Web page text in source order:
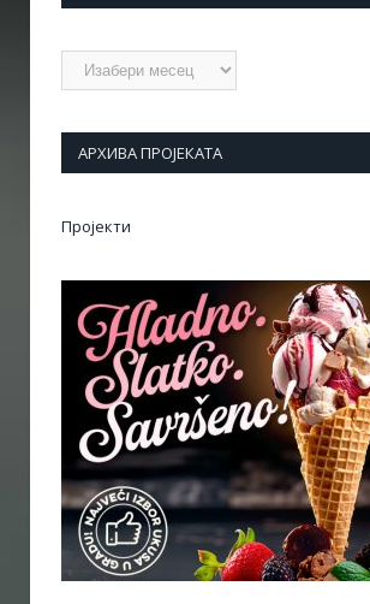
Архиве
АРХИВА ПРОЈЕКАТА
Пројекти